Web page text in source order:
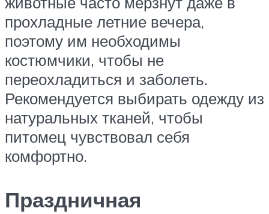
прохладные летние вечера,
поэтому им необходимы
костюмчики, чтобы не
переохладиться и заболеть.
Рекомендуется выбирать одежду из
натуральных тканей, чтобы
питомец чувствовал себя
комфортно.
Праздничная